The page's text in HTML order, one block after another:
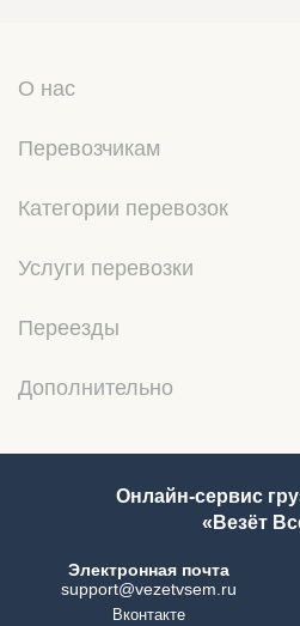
О нас
Перевозчикам
Категории перевозок
Услуги перевозки
Переезды
Дополнительно
Онлайн-сервис
«Везёт
Электронная почта
support@vezetvsem.ru
Вконтакте